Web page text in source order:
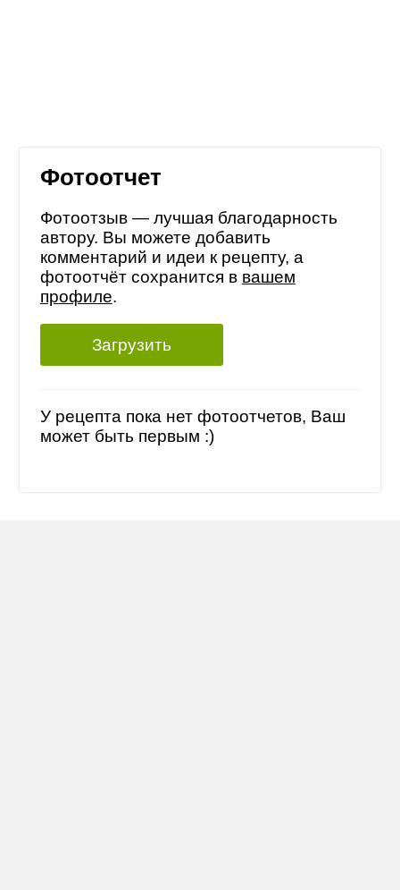
Фотоотчет
Фотоотзыв — лучшая благодарность
автору. Вы можете добавить
комментарий и идеи к рецепту, а
фотоотчёт сохранится в вашем
профиле.
Загрузить
У рецепта пока нет фотоотчетов, Ваш
может быть первым :)